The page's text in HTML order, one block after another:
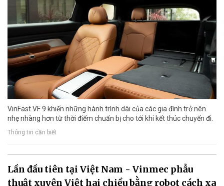
VinFast VF 9 khiến những hành trình dài của các gia đình trở nên
nhẹ nhàng hơn từ thời điểm chuẩn bị cho tới khi kết thúc chuyến đi.
Thông tin cần biết
Lần đầu tiên tại Việt Nam - Vinmec phẫu
thuật xuyên Việt hai chiều bằng robot cách xa